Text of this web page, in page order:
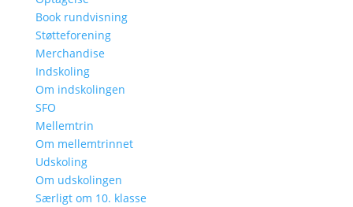
Book rundvisning
Støtteforening
Merchandise
Indskoling
Om indskolingen
SFO
Mellemtrin
Om mellemtrinnet
Udskoling
Om udskolingen
Særligt om 10. klasse